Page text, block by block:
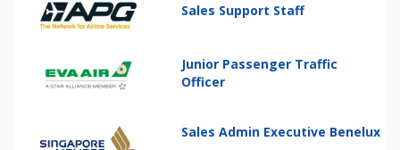
Sales Support Staff
Junior Passenger Traffic
Officer
Sales Admin Executive Benelux